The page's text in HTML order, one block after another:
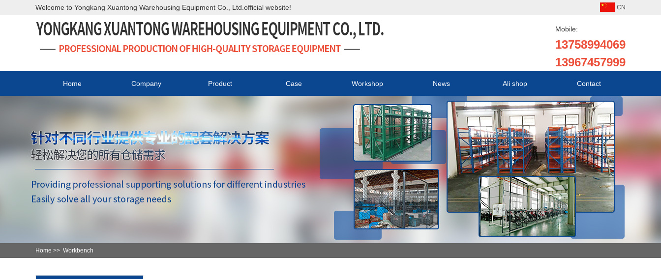
Welcome to Yongkang Xuantong Warehousing Equipment Co., Ltd.official website! CN
Mobile:
13758994069
13967457999
Home Company Product Case Workshop News Ali shop Contact
Home >> Workbench